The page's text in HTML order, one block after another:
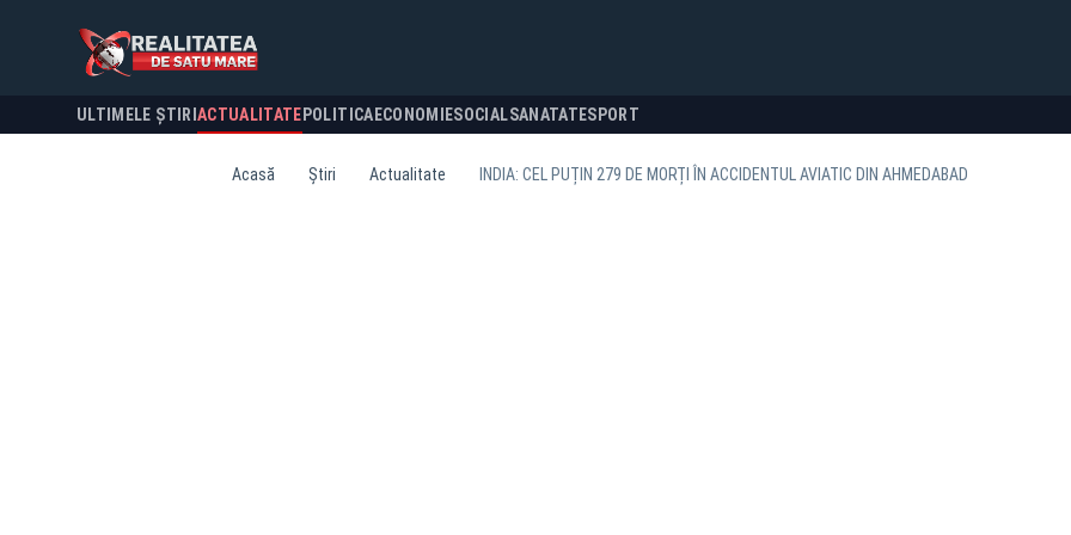
ULTIMELE ȘTIRI ACTUALITATE POLITICA ECONOMIESOCIALSANATATESPORT
Acasă Știri Actualitate INDIA: CEL PUȚIN 279 DE MORȚI ÎN ACCIDENTUL AVIATIC DIN AHMEDABAD